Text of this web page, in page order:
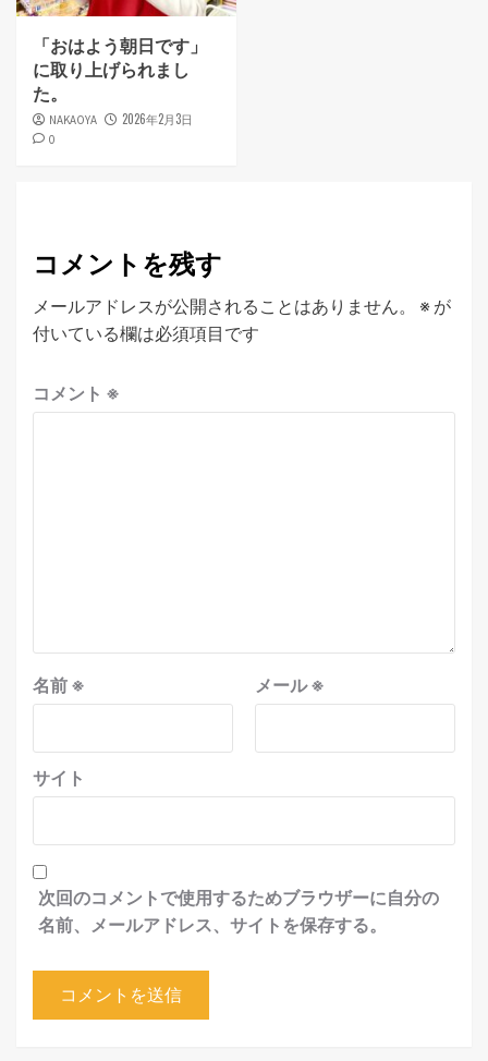
「おはよう朝日です」
に取り上げられまし
た。
NAKAOYA 2026年2月3日
0
コメントを残す
メールアドレスが公開されることはありません。 ※ が
付いている欄は必須項目です
コメント ※
名前 ※ メール※
サイト
次回のコメントで使用するためブラウザーに自分の
名前、メールアドレス、サイトを保存する。